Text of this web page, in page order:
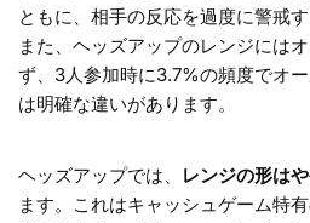
ともに、相手の反応を過度に警戒
また、ヘッズアップのレンジには
ず、3人参加時に3.7%の頻度でオ
は明確な違いがあります。
ヘッズアップでは、 レンジの形は
ます。これはキャッシュゲーム特